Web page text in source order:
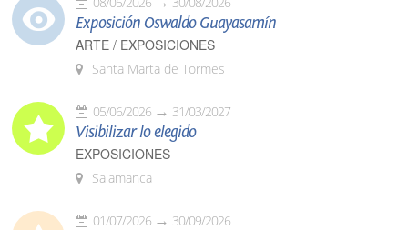
Exposición Oswaldo Guayasamín
ARTE / EXPOSICIONES
Santa Marta de Tormes
05/06/2026 31/03/2027
Visibilizar lo elegido
EXPOSICIONES
Salamanca
01/07/2026 30/09/2026